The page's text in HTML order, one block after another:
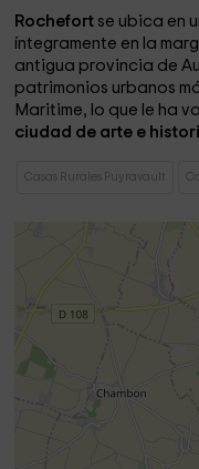
Rochefort se ubica en
íntegramente en la
antigua provincia de
patrimonios urbanos
Maritime, lo que le ha
ciudad de arte e
Casas Rurales Puyravault